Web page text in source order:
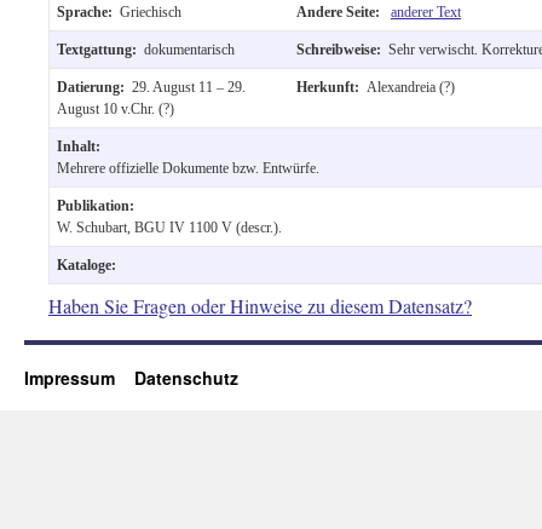
Sprache: Griechisch Andere Seite: anderer Text
Textgattung: dokumentarisch Schreibweise: Sehr verwischt.
Datierung: 29. August 11 – 29.
August 10 v.Chr. (?)
Herkunft: Alexandreia (?)
Inhalt:
Mehrere offizielle Dokumente bzw. Entwürfe.
Publikation:
W. Schubart, BGU IV 1100 V (descr.).
Kataloge:
Haben Sie Fragen oder Hinweise zu diesem Datensatz?
Impressum Datenschutz